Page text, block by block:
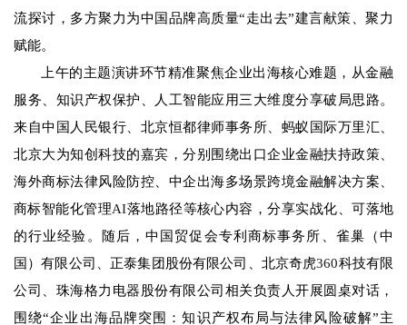
流探讨，多方聚力为中国品牌高质量“走出去”建言献策、聚力
赋能。
上午的主题演讲环节精准聚焦企业出海核心难题，从金融
服务、知识产权保护、人工智能应用三大维度分享破局思路。
来自中国人民银行、北京恒都律师事务所、蚂蚁国际万里汇、
北京大为知创科技的嘉宾，分别围绕出口企业金融扶持政策、
海外商标法律风险防控、中企出海多场景跨境金融解决方案、
商标智能化管理AI落地路径等核心内容，分享实战化、可落地
的行业经验。随后，中国贸促会专利商标事务所、雀巢（中
国）有限公司、正泰集团股份有限公司、北京奇虎360科技有限
公司、珠海格力电器股份有限公司相关负责人开展圆桌对话，
围绕“企业出海品牌突围：知识产权布局与法律风险破解”主